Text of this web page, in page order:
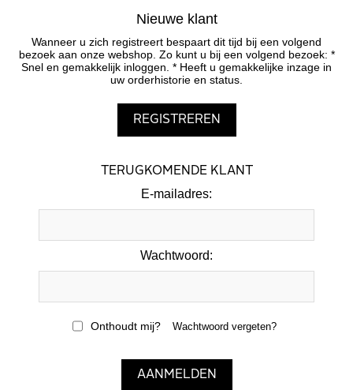
Nieuwe klant
Wanneer u zich registreert bespaart dit tijd bij een volgend
bezoek aan onze webshop. Zo kunt u bij een volgend bezoek: *
Snel en gemakkelijk inloggen. * Heeft u gemakkelijke inzage in
uw orderhistorie en status.
TERUGKOMENDE KLANT
E-mailadres:
Wachtwoord:
Onthoudt mij? Wachtwoord vergeten?